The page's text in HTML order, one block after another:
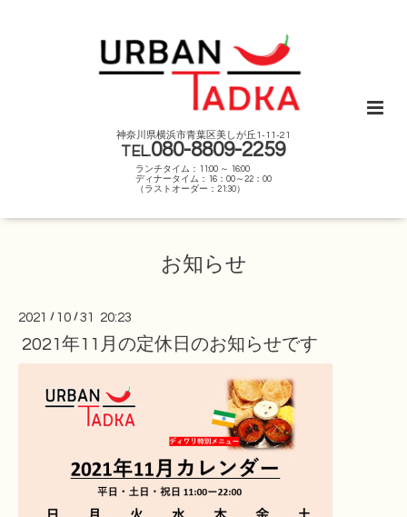
神奈川県横浜市青葉区美しが丘1-11-21
TEL.080-8809-2259
ランチタイム：11:00 ～ 16:00
ディナータイム：16：00～22：00
（ラストオーダー：21:30）
お知らせ
2021 / 10 /31 20:23
2021年11月の定休日のお知らせです